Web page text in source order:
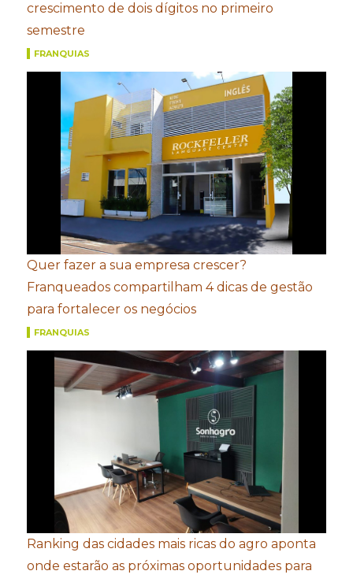
crescimento de dois dígitos no primeiro
semestre
FRANQUIAS
Quer fazer a sua empresa crescer?
Franqueados compartilham 4 dicas de gestão
para fortalecer os negócios
FRANQUIAS
Ranking das cidades mais ricas do agro aponta
onde estarão as próximas oportunidades para